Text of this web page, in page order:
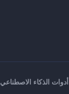
أدوات الذكاء الاصطناعي